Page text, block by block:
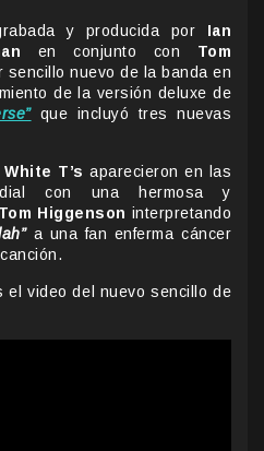
y producida por Ian
en conjunto con Tom
sencillo nuevo de la banda en
de la versión deluxe de
que incluyó tres nuevas
T’s aparecieron en las
con una hermosa y
Tom Higgenson interpretando
a una fan enferma cáncer
el video del nuevo sencillo de